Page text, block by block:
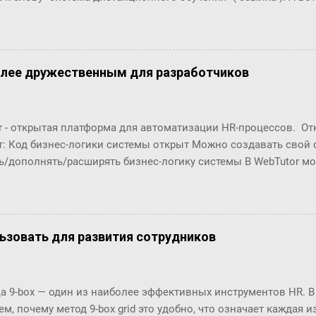
дружественным для разработчиков
- открытая платформа для автоматизации HR-процессов.
Код бизнес-логики системы открыт Можно создавать
дополнять/расширять бизнес-логику системы В WebTutor
обновлять версии и получать техническую
и разрабатывать "с нуля": Шаблоны
отчёты ... Чтобы эти доработки были возможны, в
особенно удобны разработчикам по двум основным
для развития сотрудников
9-box — один из наиболее эффективных инструментов HR.
почему метод 9-box grid это удобно, что означает каждая